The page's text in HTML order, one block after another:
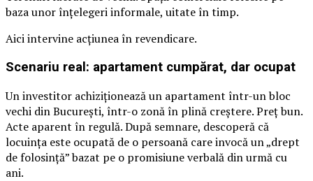
baza unor înțelegeri informale, uitate în timp.
Aici intervine acțiunea în revendicare.
Scenariu real: apartament cumpărat, dar ocupat
Un investitor achiziționează un apartament într-un bloc
vechi din București, într-o zonă în plină creștere. Preț bun.
Acte aparent în regulă. După semnare, descoperă că
locuința este ocupată de o persoană care invocă un „drept
de folosință” bazat pe o promisiune verbală din urmă cu
ani.